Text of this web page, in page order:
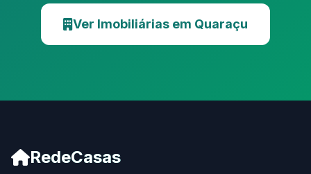
Ver Imobiliárias em Quaraçu
RedeCasas